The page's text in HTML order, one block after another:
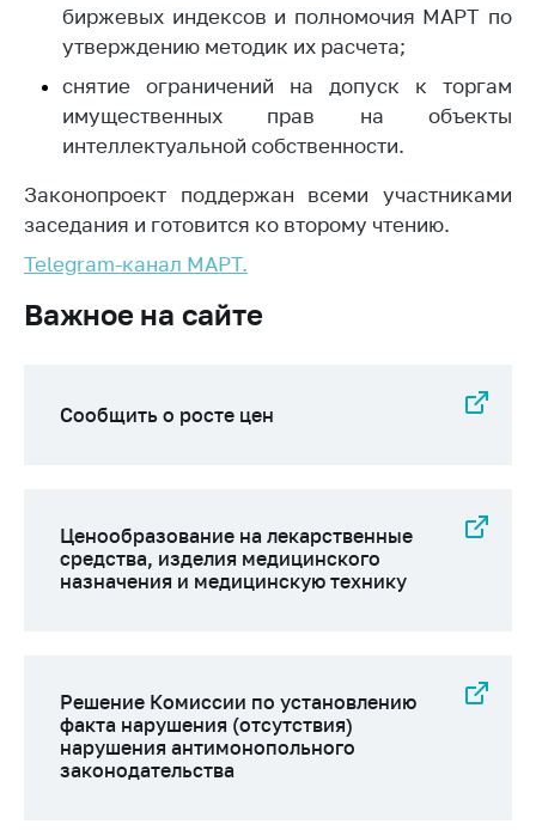
Биржевая торговля
Выставочная
деятельность в
Республике
Беларусь
персональных
данных
Новости
граждан и юр. лиц
Электронные
обращения
Сообщить о росте
цен на лекарства и
медицинские
изделия
биржевых индексов и полномочия МАРТ по
утверждению методик их расчета;
снятие ограничений на допуск к торгам
имущественных прав на объекты
интеллектуальной собственности.
Законопроект поддержан всеми участниками
заседания и готовится ко второму чтению.
Telegram-канал МАРТ.
Важное на сайте
Сообщить о росте цен
Ценообразование на лекарственные
средства, изделия медицинского
назначения и медицинскую технику
Решение Комиссии по установлению
факта нарушения (отсутствия)
нарушения антимонопольного
законодательства